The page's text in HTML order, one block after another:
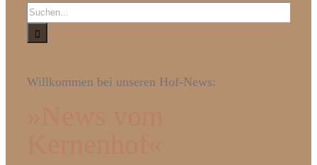
Willkommen bei unseren Hof-News: